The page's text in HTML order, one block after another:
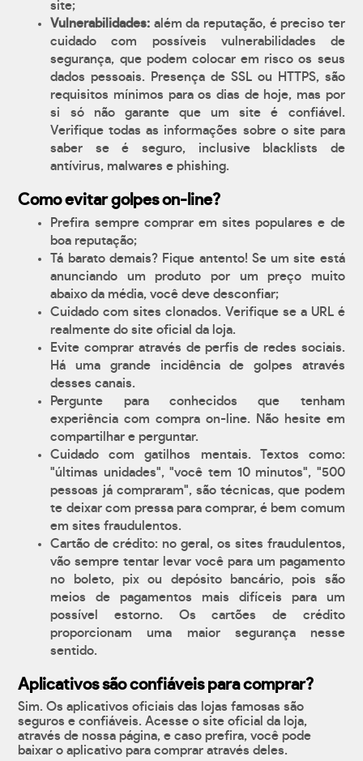
site;
Vulnerabilidades: além da reputação, é preciso ter
cuidado com possíveis vulnerabilidades de
segurança, que podem colocar em risco os seus
dados pessoais. Presença de SSL ou HTTPS, são
requisitos mínimos para os dias de hoje, mas por
si só não garante que um site é confiável.
Verifique todas as informações sobre o site para
saber se é seguro, inclusive blacklists de
antívirus, malwares e phishing.
Como evitar golpes on-line?
Prefira sempre comprar em sites populares e de
boa reputação;
Tá barato demais? Fique antento! Se um site está
anunciando um produto por um preço muito
abaixo da média, você deve desconfiar;
Cuidado com sites clonados. Verifique se a URL é
realmente do site oficial da loja.
Evite comprar através de perfis de redes sociais.
Há uma grande incidência de golpes através
desses canais.
Pergunte para conhecidos que tenham
experiência com compra on-line. Não hesite em
compartilhar e perguntar.
Cuidado com gatilhos mentais. Textos como:
"últimas unidades", "você tem 10 minutos", "500
pessoas já compraram", são técnicas, que podem
te deixar com pressa para comprar, é bem comum
em sites fraudulentos.
Cartão de crédito: no geral, os sites fraudulentos,
vão sempre tentar levar você para um pagamento
no boleto, pix ou depósito bancário, pois são
meios de pagamentos mais difíceis para um
possível estorno. Os cartões de crédito
proporcionam uma maior segurança nesse
sentido.
Aplicativos são confiáveis para comprar?
Sim. Os aplicativos oficiais das lojas famosas são
seguros e confiáveis. Acesse o site oficial da loja,
através de nossa página, e caso prefira, você pode
baixar o aplicativo para comprar através deles.